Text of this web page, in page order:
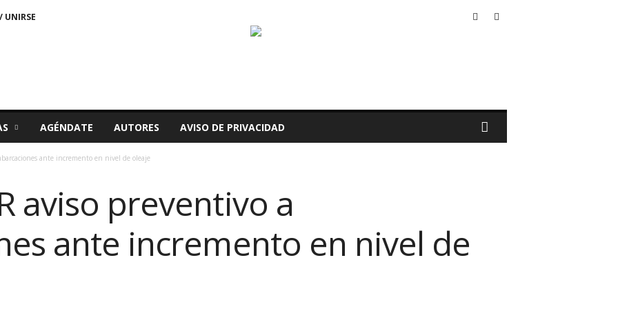
UNIRSE
AGÉNDATE AUTORES AVISO DE PRIVACIDAD
ante incremento en nivel de oleaje
aviso preventivo a
ante incremento en nivel de